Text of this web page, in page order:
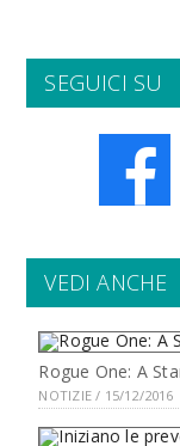
SEGUICI SU
VEDI ANCHE
Rogue One: A
NOTIZIE / 15/12/2016